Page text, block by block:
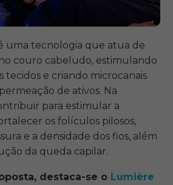
uma tecnologia que atua de
couro cabeludo, estimulando
tecidos e criando microcanais
de ativos. Na
para estimular a
os folículos pilosos,
e a densidade dos fios, além
da queda capilar.
destaca-se o Lumière